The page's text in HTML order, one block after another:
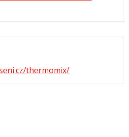
thermomix/